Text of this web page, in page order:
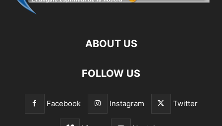
ABOUT US
FOLLOW US
Facebook Instagram Twitter